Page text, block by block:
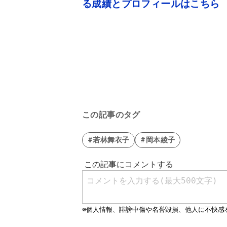
る成績とプロフィールはこちら
この記事のタグ
#若林舞衣子 #岡本綾子